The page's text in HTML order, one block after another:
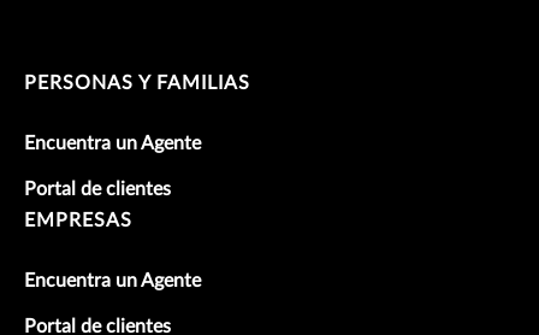
PERSONAS Y FAMILIAS
Encuentra un Agente
Portal de clientes
EMPRESAS
Encuentra un Agente
Portal de clientes